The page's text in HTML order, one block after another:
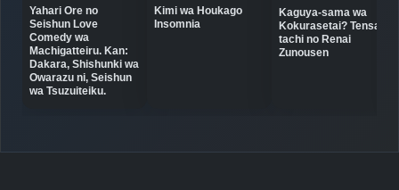
Yahari Ore no
Seishun Love
Comedy wa
Machigatteiru. Kan:
Dakara, Shishunki wa
Owarazu ni, Seishun
wa Tsuzuiteiku.
Kimi wa Houkago
Insomnia
Kaguya-sama wa
Kokurasetai? Tensai-
tachi no Renai
Zunousen